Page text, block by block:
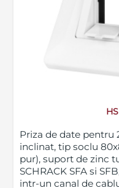
Priza de date pentru
inclinat, tip soclu
pur), suport de zinc
SCHRACK SFA si
intr-un canal de